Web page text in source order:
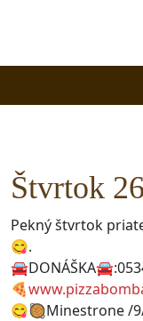
Štvrtok
Pekný štvrtok
😋.
🍕
😋🥘Minestrone /